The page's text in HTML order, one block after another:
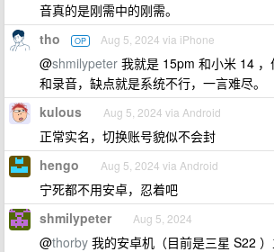
音真的是刚需中的刚需。
tho OP Aug 5, 2024 via iPhone
@shmilypeter 我就是 15pm 和小米 14
和录音，缺点就是系统不行，一言难尽。
kulous Aug 5, 2024 via Android
正常实名，切换账号貌似不会封
hengo Aug 5, 2024 via Android
宁死都不用安卓，忍着吧
shmilypeter Aug 5, 2024
@thorby 我的安卓机（目前是三星 S22